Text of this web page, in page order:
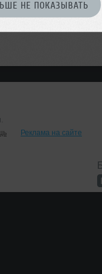
НЕ ПОКАЗЫВАТЬ
Реклама на сайте